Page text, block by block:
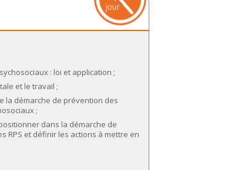
: loi et application ;
et le travail ;
la démarche de prévention des
;
dans la démarche de
RPS et définir les actions à mettre en